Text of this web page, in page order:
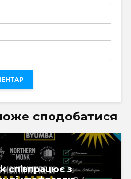
сподобатися
співпрацює з